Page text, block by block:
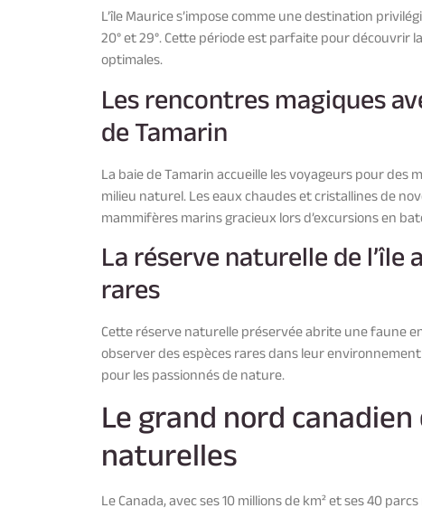
L’île Maurice s’impose comme une destination
20° et 29°. Cette période est parfaite pour découvrir
optimales.
Les rencontres magiques
de Tamarin
La baie de Tamarin accueille les voyageurs pour
milieu naturel. Les eaux chaudes et cristallines de
mammifères marins gracieux lors d’excursions en
La réserve naturelle de
rares
Cette réserve naturelle préservée abrite une faune
observer des espèces rares dans leur
pour les passionnés de nature.
Le grand nord
naturelles
Le Canada, avec ses 10 millions de km² et ses 40